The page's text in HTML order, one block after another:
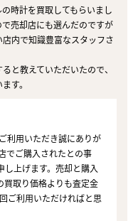
時計を買取してもらいまし
売却店にも選んだのですが
内で知識豊富なスタッフさ
と教えていただいたので、
す。
利用いただき誠にありが
でご購入されたとの事
上げます。売却と購入
買取り価格よりも査定金
ご利用いただければと思